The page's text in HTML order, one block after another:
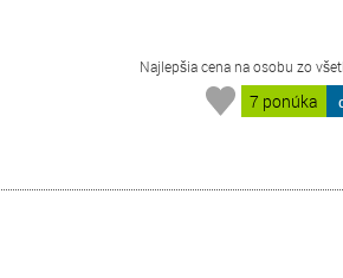
Najlepšia cena na osobu zo
7 ponúka